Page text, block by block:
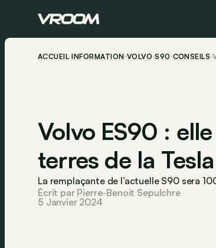
ACCUEIL INFORMATION VOLVO S90 CONSEILS
Volvo ES90 :
terres de la
La remplaçante de l’actuelle S90 sera
Écrit par Pierre-Benoit Sepulchre
5 Janvier 2024